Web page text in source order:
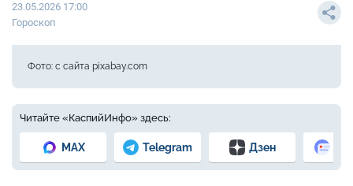
23.05.2026 17:00
Гороскоп
Фото: с сайта pixabay.com
Читайте «КаспийИнфо» здесь:
MAX Telegram Дзен